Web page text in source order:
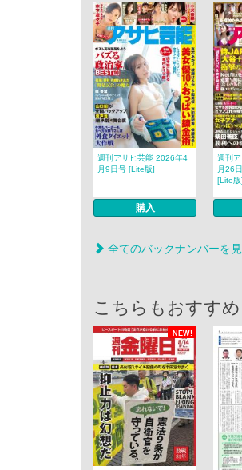
週刊アサヒ芸能 2026年4
月9日号 [Lite版]
購入
週刊
月26
[Lite版]
全てのバックナンバーを
こちらもおすすめ
NEW!